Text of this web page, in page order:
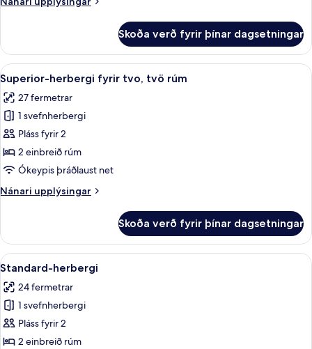
rúmi
herbergi
með
tvíbreiðu
rúmi
(No
View)
Skoða verð fyrir þínar dagsetningar
Skoða
allar
myndir
fyrir
Superior-
herbergi
fyrir
tvö
Superior-herbergi fyrir tvo, tvö rúm
10
Superior-herbergi fyrir tvo, tvö rúm
27 fermetrar
1 svefnherbergi
Pláss fyrir 2
2 einbreið rúm
Ókeypis þráðlaust net
Nánari upplýsingar
Nánari
herbergi
fyrir
tvo,
rúm
Skoða verð fyrir þínar dagsetningar
Skoða
allar
myndir
fyrir
Standard-
herbergi
Standard-herbergi |
8
Standard-herbergi
24 fermetrar
1 svefnherbergi
Pláss fyrir 2
2 einbreið rúm